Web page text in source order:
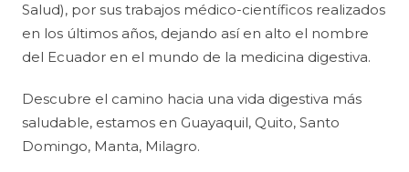
Salud), por sus trabajos médico-científicos realizados
en los últimos años, dejando así en alto el nombre
del Ecuador en el mundo de la medicina digestiva.
Descubre el camino hacia una vida digestiva más
saludable, estamos en Guayaquil, Quito, Santo
Domingo, Manta, Milagro.